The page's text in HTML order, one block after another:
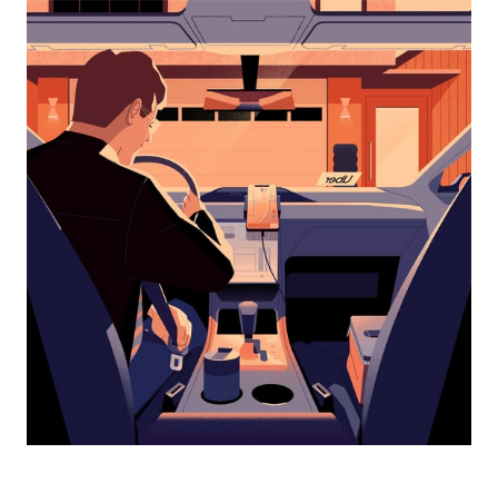
interact
the
calendar
and
select
a
date.
Press
the
escape
button
the
calendar.